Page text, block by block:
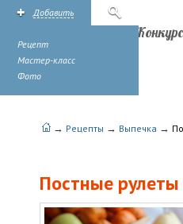
Добавить
Рецепт
Мастер-класс
Фото
→ Рецепты → Выпечка →
Постные